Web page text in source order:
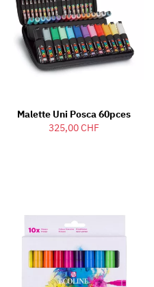
Malette Uni Posca 60pces
325,00 CHF